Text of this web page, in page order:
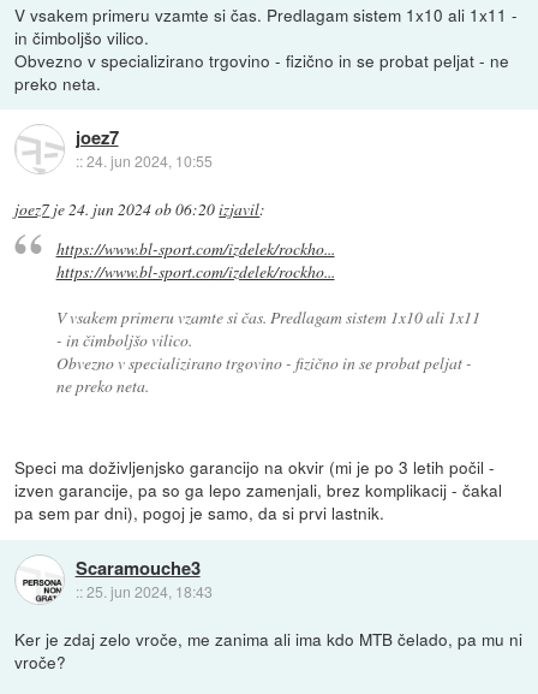
V vsakem primeru vzamte si čas. Predlagam sistem 1x10 ali 1x11 -
in čimboljšo vilico.
Obvezno v specializirano trgovino - fizično in se probat peljat - ne
preko neta.
joez7
::24. jun 2024, 10:55
joez7 je24. jun 2024 ob 06:20izjavil:
https://www.bl-sport.com/izdelek/rockho...
https://www.bl-sport.com/izdelek/rockho...
V vsakem primeru vzamte si čas. Predlagam sistem 1x10 ali 1x11
- in čimboljšo vilico.
Obvezno v specializirano trgovino - fizično in se probat peljat -
ne preko neta.
Speci ma doživljenjsko garancijo na okvir (mi je po 3 letih počil -
izven garancije, pa so ga lepo zamenjali, brez komplikacij - čakal
pa sem par dni), pogoj je samo, da si prvi lastnik.
Scaramouche3
::25. jun 2024, 18:43
Ker je zdaj zelo vroče, me zanima ali ima kdo MTB čelado, pa mu ni
vroče?